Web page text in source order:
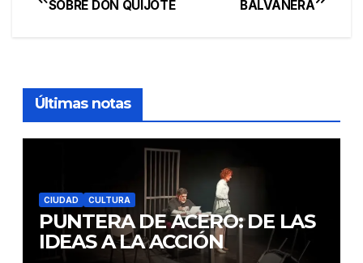
BALVANERA
SOBRE DON QUIJOTE
Últimas notas
CIUDAD CULTURA
PUNTERA DE ACERO: DE LAS
IDEAS A LA ACCIÓN